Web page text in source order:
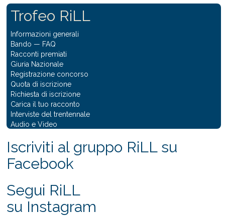
Trofeo RiLL
Informazioni generali
Bando — FAQ
Racconti premiati
Giuria Nazionale
Registrazione concorso
Quota di iscrizione
Richiesta di iscrizione
Carica il tuo racconto
Interviste del trentennale
Audio e Video
Iscriviti al gruppo RiLL su
Facebook
Segui RiLL
su Instagram